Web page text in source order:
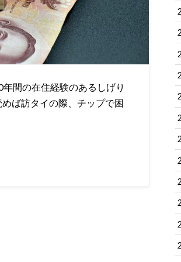
間の在住経験のあるしげり
ば訪タイの際、チップで困